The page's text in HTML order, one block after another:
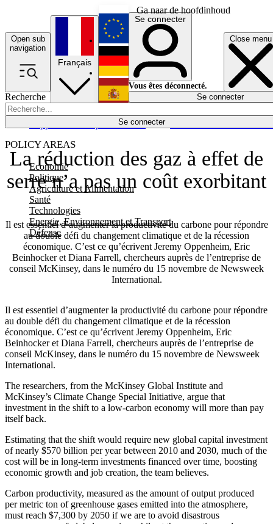
Ga naar de hoofdinhoud
Open sub
navigation
Close menu
Recherche
Se connecter
POLICY AREAS
Economie
Politique
Agriculture et Alimentation
Santé
Technologies
Energie, Environnement et Transport
Défense
Économie
Français
English
Deutsch
Español
Se connecter
Vous êtes déconnecté.
Se connecter
La réduction des gaz à effet de
serre n’a pas un coût exorbitant
Il est essentiel d’augmenter la productivité du carbone pour répondre
au double défi du changement climatique et de la récession
économique. C’est ce qu’écrivent Jeremy Oppenheim, Eric
Beinhocker et Diana Farrell, chercheurs auprès de l’entreprise de
conseil McKinsey, dans le numéro du 15 novembre de Newsweek
International.
Il est essentiel d’augmenter la productivité du carbone pour répondre
au double défi du changement climatique et de la récession
économique. C’est ce qu’écrivent Jeremy Oppenheim, Eric
Beinhocker et Diana Farrell, chercheurs auprès de l’entreprise de
conseil McKinsey, dans le numéro du 15 novembre de Newsweek
International.
The researchers, from the McKinsey Global Institute and
McKinsey’s Climate Change Special Initiative, argue that
investment in the shift to a low-carbon economy will more than pay
itself back.
Estimating that the shift would require new global capital investment
of nearly $570 billion per year between 2010 and 2030, much of the
cost will be in long-term investments financed over time, boosting
economic growth and job creation, the team believes.
Carbon productivity, measured as the amount of output produced
per metric ton of greenhouse gases emitted into the atmosphere,
must reach $7,300 by 2050 if we are to avoid disastrous